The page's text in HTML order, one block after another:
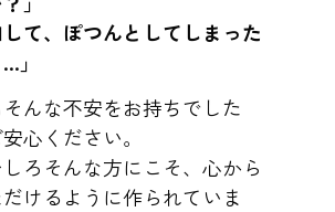
して、ぽつんとしてしまった
」
んな不安をお持ちでした
心ください。
ろそんな方にこそ、心から
けるように作られていま